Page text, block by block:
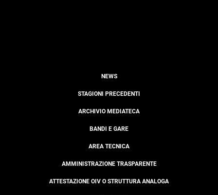
NEWS
STAGIONI PRECEDENTI
ARCHIVIO MEDIATECA
BANDI E GARE
AREA TECNICA
AMMINISTRAZIONE TRASPARENTE
ATTESTAZIONE OIV O STRUTTURA ANALOGA